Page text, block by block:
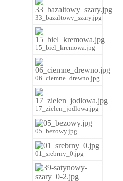
33_bazaltowy_szary.jpg
15_biel_kremowa.jpg
06_ciemne_drewno.jpg
17_zielen_jodlowa.jpg
05_bezowy.jpg
01_srebrny_0.jpg